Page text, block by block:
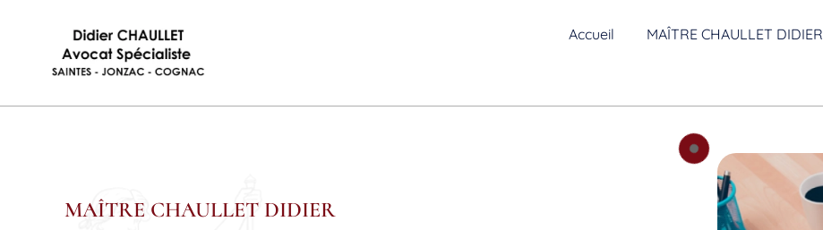
Accueil MAÎTRE CHAULLET DIDIER
MAÎTRE CHAULLET DIDIER